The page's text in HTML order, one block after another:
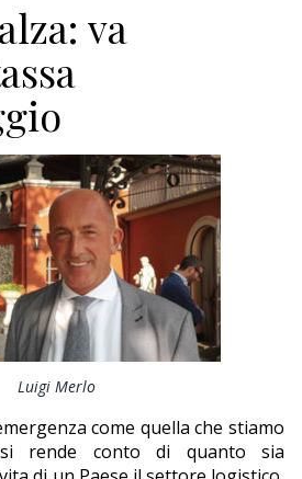
va
Luigi Merlo
come quella che stiamo
rende conto di quanto sia